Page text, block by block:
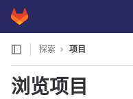
Skip to content
GitLab
探索 项目
浏览项目